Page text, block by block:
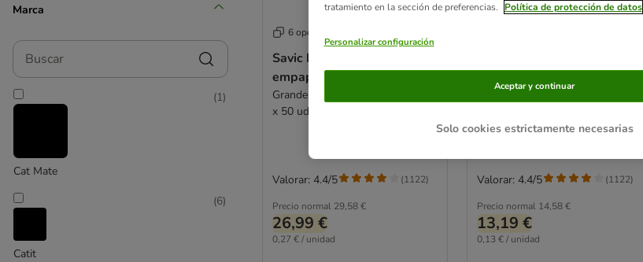
Marca
Buscar
Cat Mate
(1)
Catit
(6)
6 opciones
Savic Puppy Trainer
empapadores para perros
Grandes: 60 x 45 cm (L x An) - 2
x 50 uds. - Pack Ahorro
Precio normal 29,58 €
26,99 €
0,27 € / unidad
Valorar: 4.4/5 (1122)
Medianos: 45 x 30 cm (L x An) -
Precio normal 14,58 €
13,19 €
0,13 € / unidad
Valorar: 4.4/5 (1122)
tratamiento en la sección de preferencias.
Política de protección de datos
Personalizar configuración
Solo cookies estrictamente necesarias
Aceptar y continuar